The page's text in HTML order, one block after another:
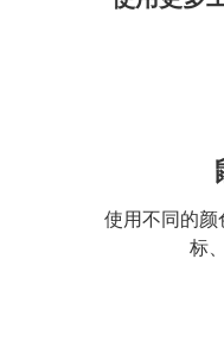
使用不同的颜
标